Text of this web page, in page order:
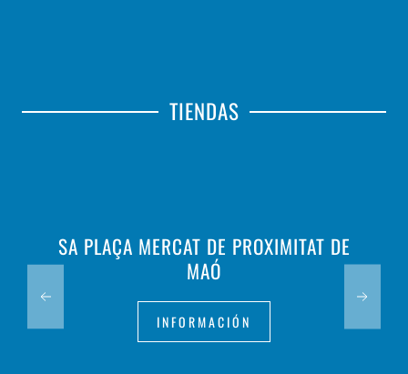
TIENDAS
SA PLAÇA MERCAT DE PROXIMITAT DE
MAÓ
INFORMACIÓN